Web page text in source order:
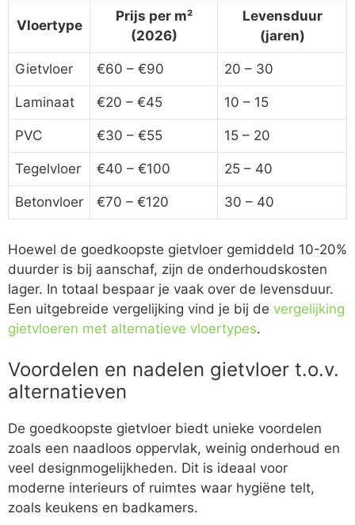
Vloertype
Prijs per m²
(2026)
Levensduur
(jaren)
Gietvloer €60 – €90 20 – 30
Laminaat €20 – €45 10 – 15
PVC €30 – €55 15 – 20
Tegelvloer €40 – €100 25 – 40
Betonvloer €70 – €120 30 – 40
Hoewel de goedkoopste gietvloer gemiddeld 10-20%
duurder is bij aanschaf, zijn de onderhoudskosten
lager. In totaal bespaar je vaak over de levensduur.
Een uitgebreide vergelijking vind je bij de vergelijking
gietvloeren met alternatieve vloertypes.
Voordelen en nadelen gietvloer t.o.v.
alternatieven
De goedkoopste gietvloer biedt unieke voordelen
zoals een naadloos oppervlak, weinig onderhoud en
veel designmogelijkheden. Dit is ideaal voor
moderne interieurs of ruimtes waar hygiëne telt,
zoals keukens en badkamers.